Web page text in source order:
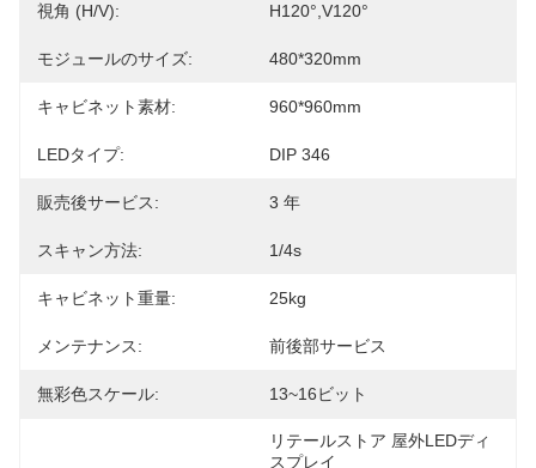
視角 (H/V): H120°,V120°
モジュールのサイズ: 480*320mm
キャビネット素材: 960*960mm
LEDタイプ: DIP 346
販売後サービス: 3 年
スキャン方法: 1/4s
キャビネット重量: 25kg
メンテナンス: 前後部サービス
無彩色スケール: 13~16ビット
リテールストア 屋外LEDディ
スプレイ